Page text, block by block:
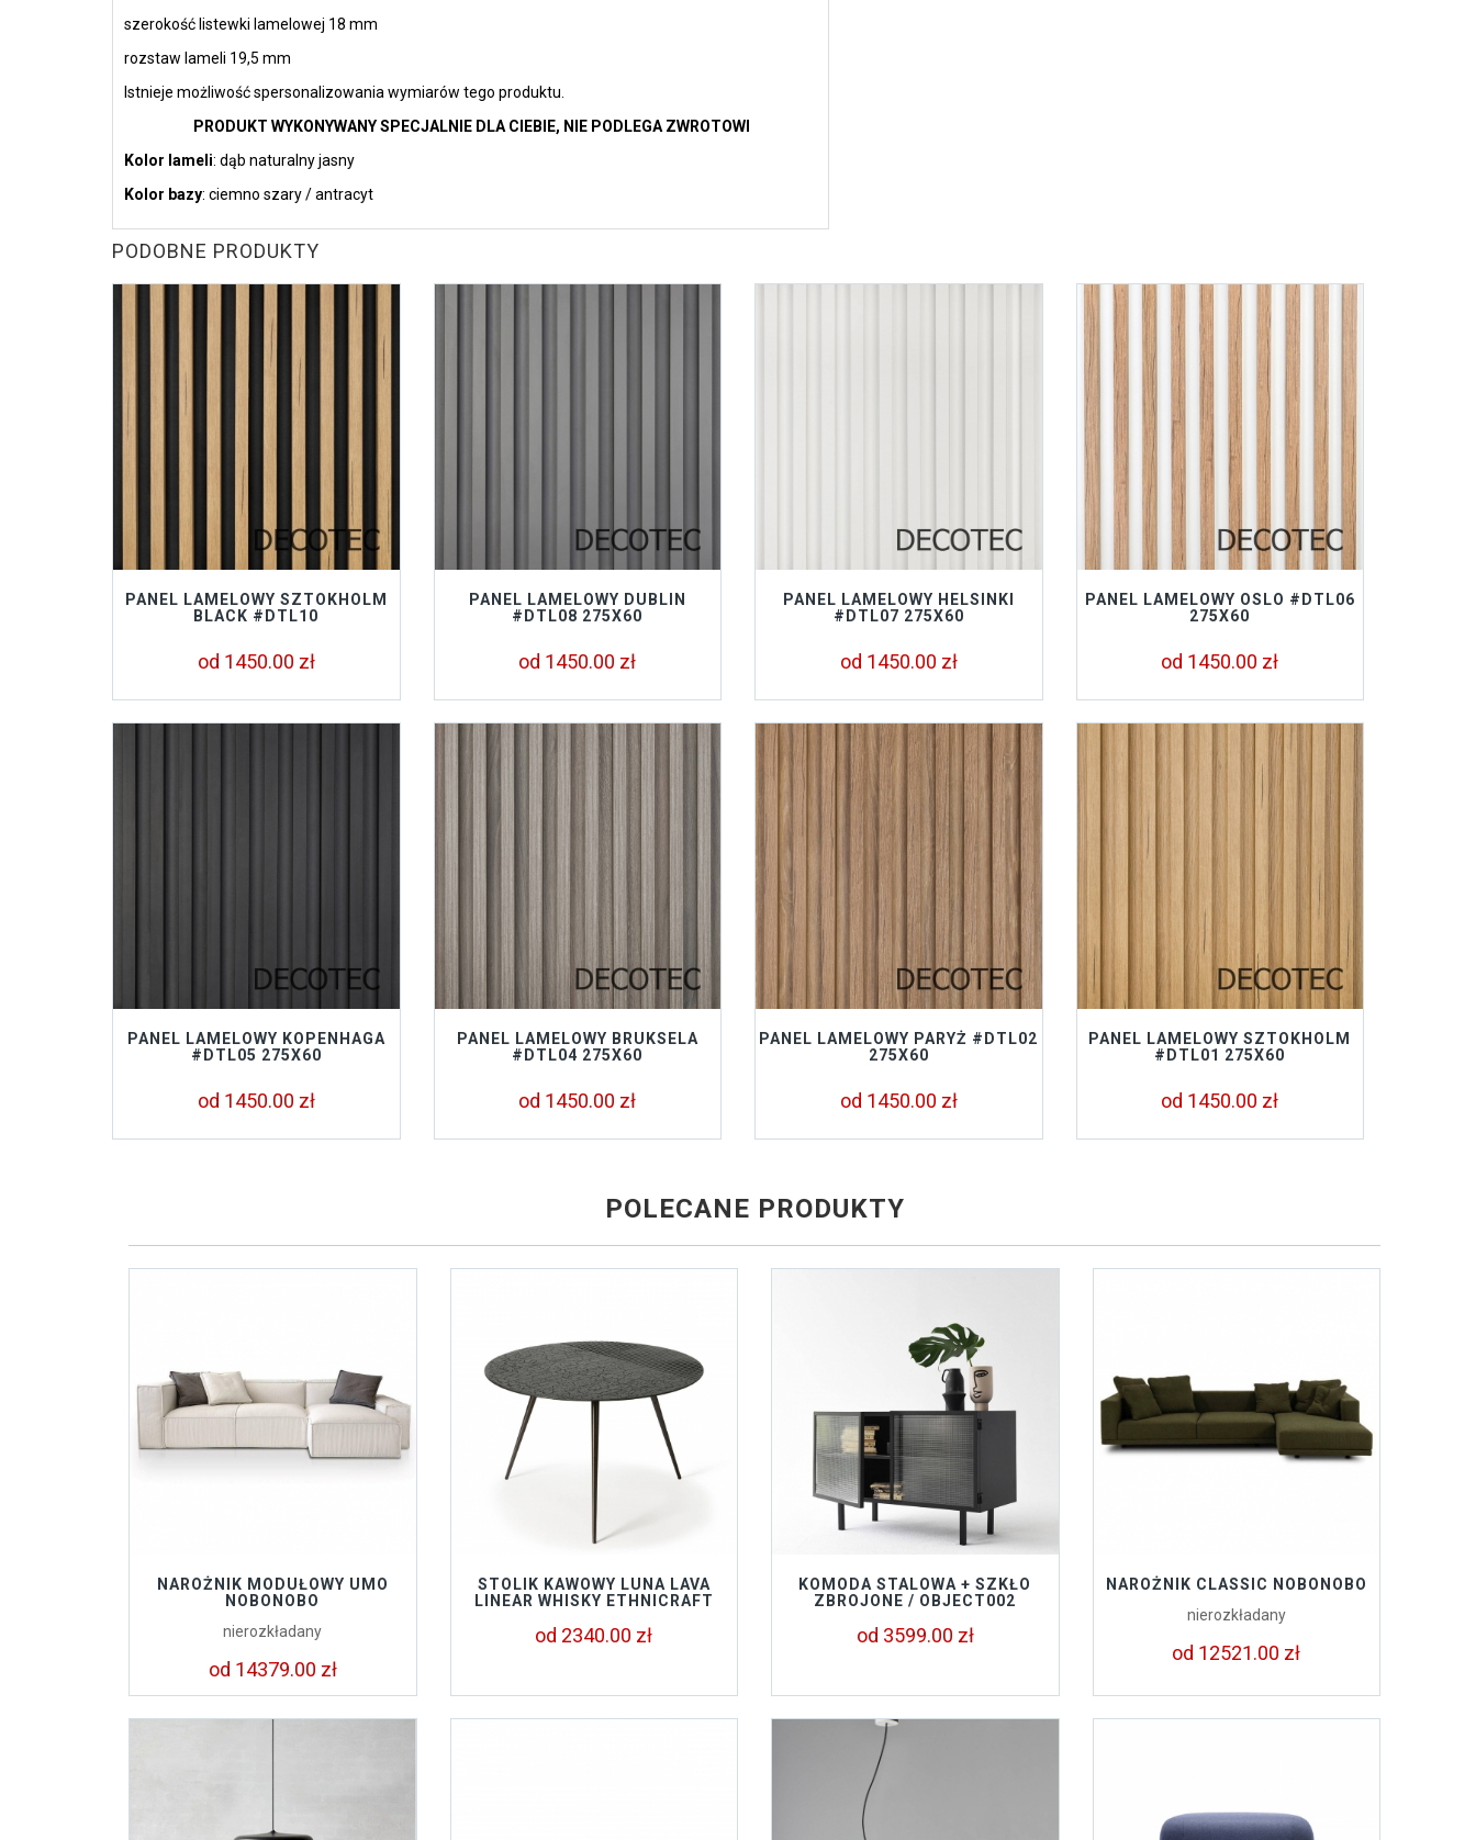
szerokość listewki lamelowej 18 mm
rozstaw lameli 19,5 mm
Istnieje możliwość spersonalizowania wymiarów tego produktu.
PRODUKT WYKONYWANY SPECJALNIE DLA CIEBIE, NIE PODLEGA ZWROTOWI
Kolor lameli: dąb naturalny jasny
Kolor bazy: ciemno szary / antracyt
PODOBNE PRODUKTY
PANEL LAMELOWY SZTOKHOLM
BLACK #DTL10
od 1450.00 zł
PANEL LAMELOWY DUBLIN
#DTL08 275X60
od 1450.00 zł
PANEL LAMELOWY HELSINKI
#DTL07 275X60
od 1450.00 zł
PANEL LAMELOWY OSLO #DTL06
275X60
od 1450.00 zł
PANEL LAMELOWY KOPENHAGA
#DTL05 275X60
od 1450.00 zł
PANEL LAMELOWY BRUKSELA
#DTL04 275X60
od 1450.00 zł
PANEL LAMELOWY PARYŻ #DTL02
275X60
od 1450.00 zł
PANEL LAMELOWY SZTOKHOLM
#DTL01 275X60
od 1450.00 zł
POLECANE PRODUKTY
NAROŻNIK MODUŁOWY UMO
NOBONOBO
nierozkładany
od 14379.00 zł
STOLIK KAWOWY LUNA LAVA
LINEAR WHISKY ETHNICRAFT
od 2340.00 zł
KOMODA STALOWA + SZKŁO
ZBROJONE / OBJECT002
od 3599.00 zł
NAROŻNIK CLASSIC NOBONOBO
nierozkładany
od 12521.00 zł